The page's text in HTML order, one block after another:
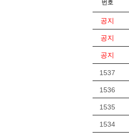
번호
공지
공지
공지
1537
1536
1535
1534